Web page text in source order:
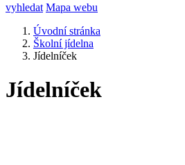
vyhledat Mapa webu
Úvodní stránka
Školní jídelna
Jídelníček
Jídelníček